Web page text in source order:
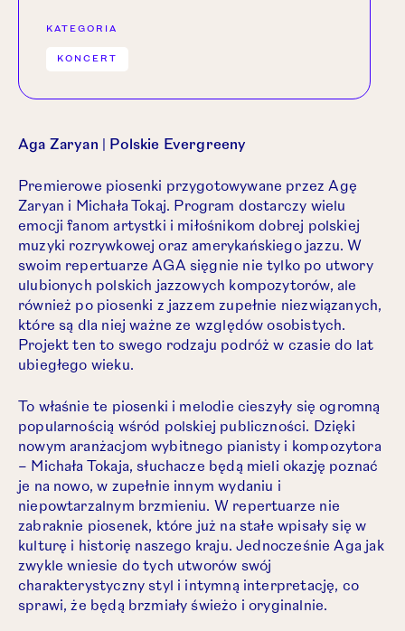
KATEGORIA
KONCERT
Aga Zaryan | Polskie Evergreeny
Premierowe piosenki przygotowywane przez Agę
Zaryan i Michała Tokaj. Program dostarczy wielu
emocji fanom artystki i miłośnikom dobrej polskiej
muzyki rozrywkowej oraz amerykańskiego jazzu. W
swoim repertuarze AGA sięgnie nie tylko po utwory
ulubionych polskich jazzowych kompozytorów, ale
również po piosenki z jazzem zupełnie niezwiązanych,
które są dla niej ważne ze względów osobistych.
Projekt ten to swego rodzaju podróż w czasie do lat
ubiegłego wieku.
To właśnie te piosenki i melodie cieszyły się ogromną
popularnością wśród polskiej publiczności. Dzięki
nowym aranżacjom wybitnego pianisty i kompozytora
– Michała Tokaja, słuchacze będą mieli okazję poznać
je na nowo, w zupełnie innym wydaniu i
niepowtarzalnym brzmieniu. W repertuarze nie
zabraknie piosenek, które już na stałe wpisały się w
kulturę i historię naszego kraju. Jednocześnie Aga jak
zwykle wniesie do tych utworów swój
charakterystyczny styl i intymną interpretację, co
sprawi, że będą brzmiały świeżo i oryginalnie.